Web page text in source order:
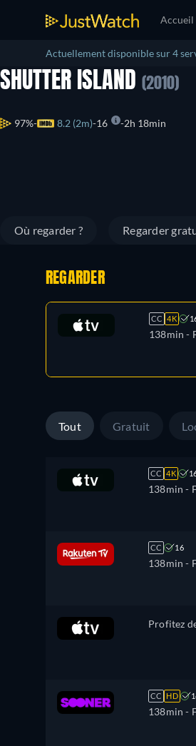
Accueil
Actuellement disponible sur 4
SHUTTER ISLAND (2010)
97% 8.2 (2m) 16 2h 18min
Où regarder ? Regarder
REGARDER
CC 4K
138min -
Tout Gratuit
CC 4K
138min -
CC 16
138min -
Profitez
CC HD
138min -